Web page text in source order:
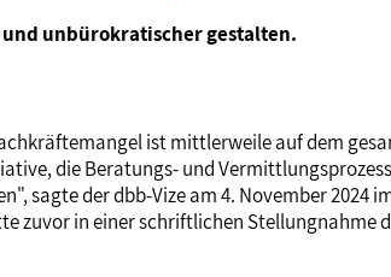
unbürokratischer gestalten.
ist mittlerweile auf dem
die Beratungs- und
sagte der dbb-Vize am 4. November 2024
zuvor in einer schriftlichen Stellungnahme